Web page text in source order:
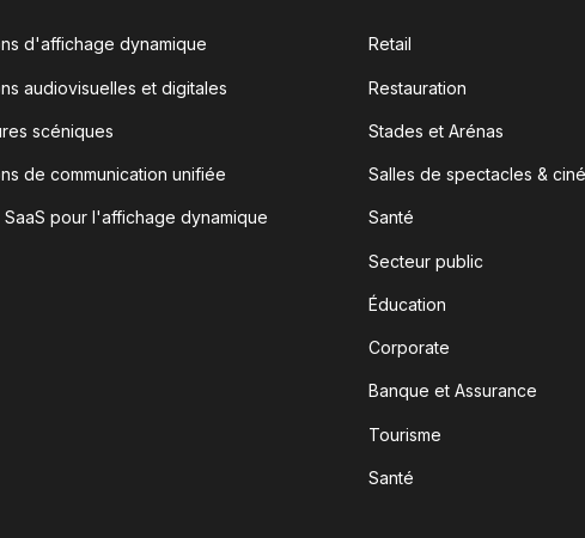
d'affichage dynamique
audiovisuelles et digitales
scéniques
de communication unifiée
SaaS pour l'affichage dynamique
Retail
Restauration
Stades et Arénas
Salles de spectacles &
Santé
Secteur public
Éducation
Corporate
Banque et Assurance
Tourisme
Santé